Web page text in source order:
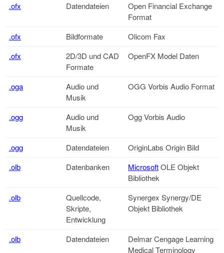
.ofx
Datendateien
Open Financial Exchange
Format
.ofx
Bildformate
Olicom Fax
.ofx
2D/3D und CAD
Formate
OpenFX Model Daten
.oga
Audio und
Musik
OGG Vorbis Audio Format
.ogg
Audio und
Musik
Ogg Vorbis Audio
.ogg Datendateien
OriginLabs Origin Bild
.olb
Datenbanken MicrosoftOLE Objekt
Bibliothek
.olb
Quellcode,
Skripte,
Entwicklung
Synergex Synergy/DE
Objekt Bibliothek
.olb Datendateien
Delmar Cengage Learning
Medical Terminology